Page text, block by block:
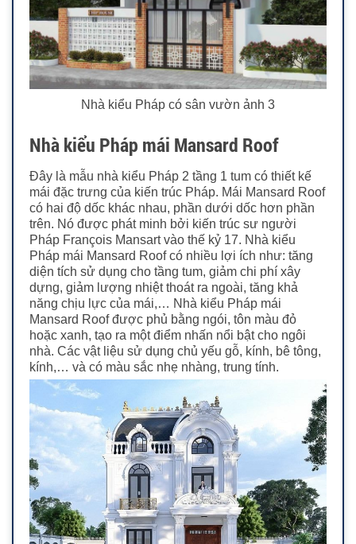
Nhà kiểu Pháp có sân vườn ảnh 3
Nhà kiểu Pháp mái Mansard Roof
Đây là mẫu nhà kiểu Pháp 2 tầng 1 tum có thiết kế
mái đặc trưng của kiến trúc Pháp. Mái Mansard Roof
có hai độ dốc khác nhau, phần dưới dốc hơn phần
trên. Nó được phát minh bởi kiến trúc sư người
Pháp François Mansart vào thế kỷ 17. Nhà kiểu
Pháp mái Mansard Roof có nhiều lợi ích như: tăng
diện tích sử dụng cho tầng tum, giảm chi phí xây
dựng, giảm lượng nhiệt thoát ra ngoài, tăng khả
năng chịu lực của mái,… Nhà kiểu Pháp mái
Mansard Roof được phủ bằng ngói, tôn màu đỏ
hoặc xanh, tạo ra một điểm nhấn nổi bật cho ngôi
nhà. Các vật liệu sử dụng chủ yếu gỗ, kính, bê tông,
kính,… và có màu sắc nhẹ nhàng, trung tính.